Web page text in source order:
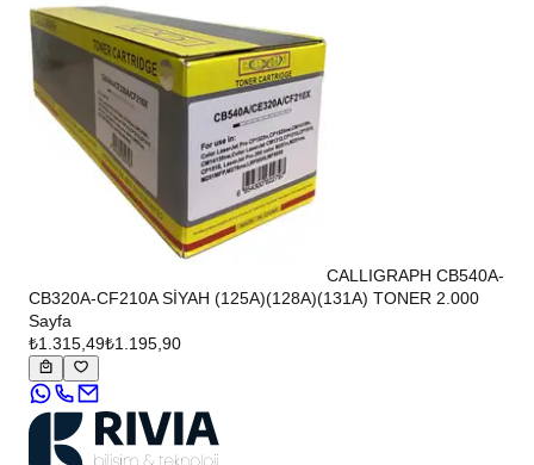
CALLIGRAPH CB540A-
CB320A-CF210A SİYAH (125A)(128A)(131A) TONER 2.000
Sayfa
₺1.315,49₺1.195,90